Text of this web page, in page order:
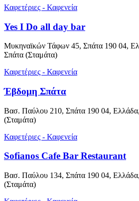
Καφετέριες - Καφενεία
Yes I Do all day bar
Μυκηναϊκών Τάφων 45, Σπάτα 190 04,
Σπάτα (Σταμάτα)
Καφετέριες - Καφενεία
Έβδομη Σπάτα
Βασ. Παύλου 210, Σπάτα 190 04,
(Σταμάτα)
Καφετέριες - Καφενεία
Sofianos Cafe Bar Restaurant
Βασ. Παύλου 134, Σπάτα 190 04,
(Σταμάτα)